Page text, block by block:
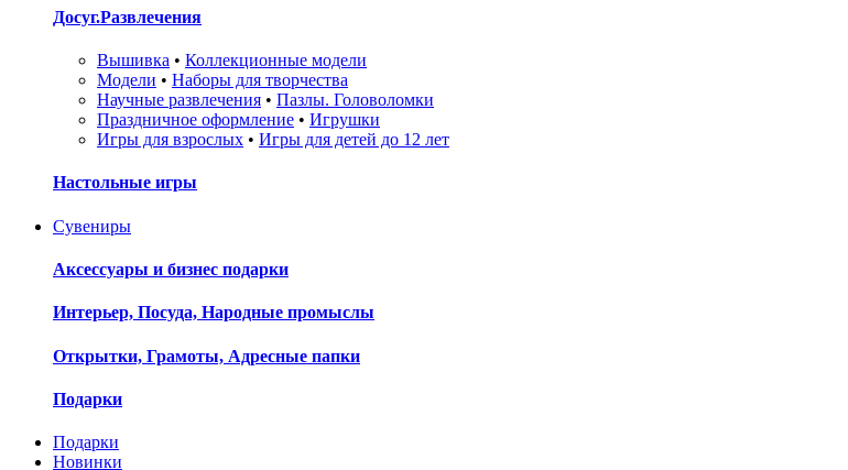
Досуг.Развлечения
Вышивка • Коллекционные модели
Модели • Наборы для творчества
Научные развлечения • Пазлы. Головоломки
Праздничное оформление • Игрушки
Игры для взрослых • Игры для детей до 12 лет
Настольные игры
Сувениры
Аксессуары и бизнес подарки
Интерьер, Посуда, Народные промыслы
Открытки, Грамоты, Адресные папки
Подарки
Подарки
Новинки